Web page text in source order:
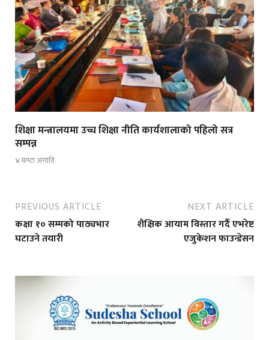
शिक्षा मन्त्रालयमा उच्च शिक्षा नीति कार्यशालाको पहिलो सत्र
सम्पन्न
४ घण्टा अगाडि
PREVIOUS ARTICLE
कक्षा १० सम्मको पाठ्यभार
घटाउने तयारी
NEXT ARTICLE
शैक्षिक आयाम विस्तार गर्दै एभरेष्ट
एजुकेशन फाउन्डेसन